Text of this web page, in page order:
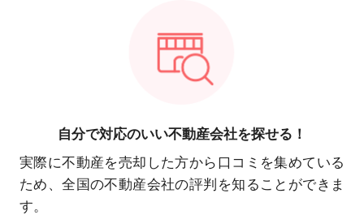
自分で対応のいい不動産会社を探せる！
実際に不動産を売却した方から口コミを集めている
ため、全国の不動産会社の評判を知ることができま
す。